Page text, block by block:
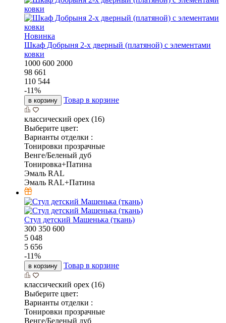
Новинка
Шкаф Добрыня 2-х дверный (платяной) с элементами
ковки
1000 600 2000
98 661
110 544
-11%
в корзину Товар в корзине
классический орех (16)
Выберите цвет:
Варианты отделки :
Тонировки прозрачные
Венге/Беленый дуб
Тонировка+Патина
Эмаль RAL
Эмаль RAL+Патина
Стул детский Машенька (ткань)
300 350 600
5 048
5 656
-11%
в корзину Товар в корзине
классический орех (16)
Выберите цвет:
Варианты отделки :
Тонировки прозрачные
Венге/Беленый дуб